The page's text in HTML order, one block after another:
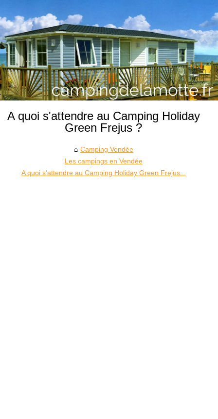
A quoi s'attendre au Camping Holiday
Green Frejus ?
Camping Vendée
Les campings en Vendée
A quoi s'attendre au Camping Holiday Green Frejus...